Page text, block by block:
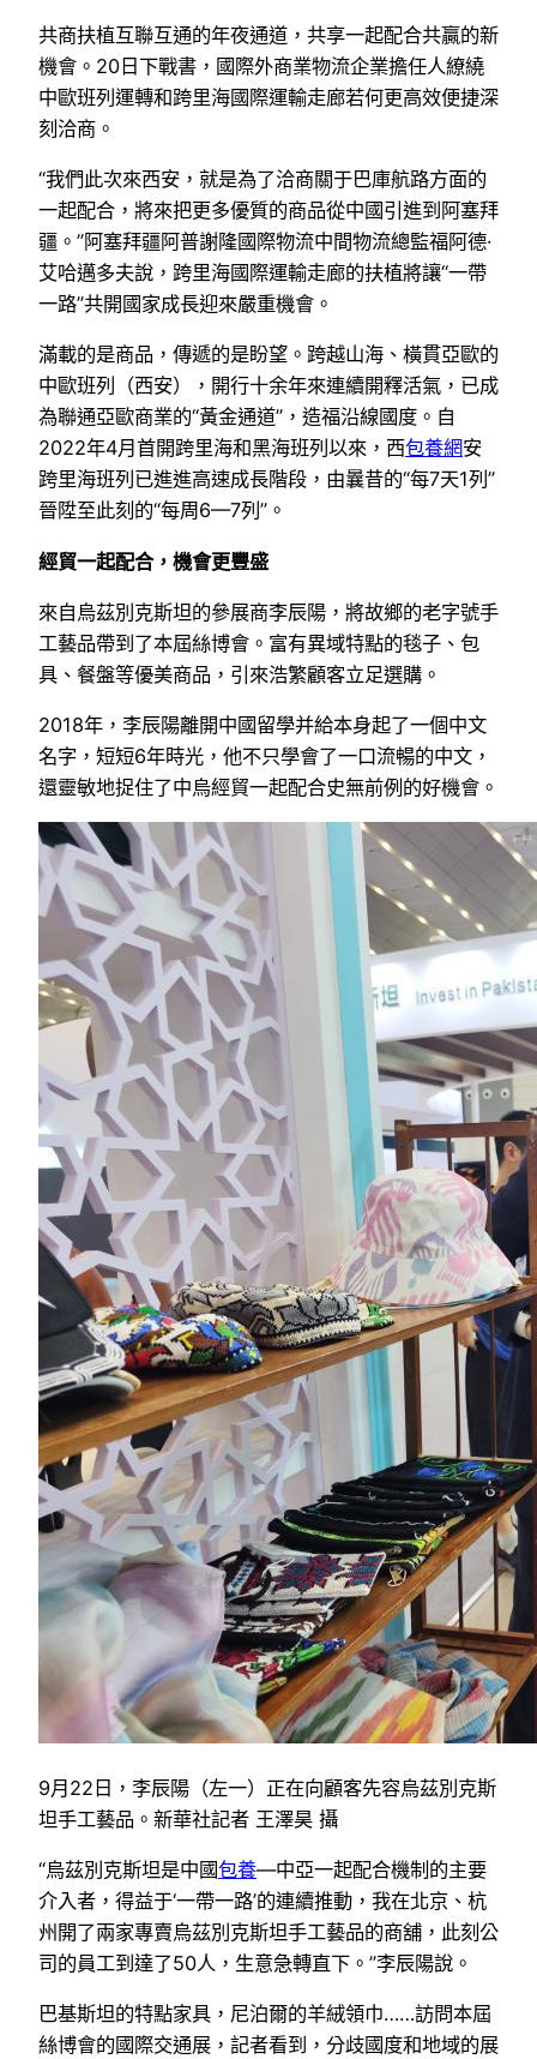
共商扶植互聯互通的年夜通道，共享一起配合共贏的新
機會。20日下戰書，國際外商業物流企業擔任人繚繞
中歐班列運轉和跨里海國際運輸走廊若何更高效便捷深
刻洽商。
“我們此次來西安，就是為了洽商關于巴庫航路方面的
一起配合，將來把更多優質的商品從中國引進到阿塞拜
疆。”阿塞拜疆阿普謝隆國際物流中間物流總監福阿德·
艾哈邁多夫說，跨里海國際運輸走廊的扶植將讓“一帶
一路”共開國家成長迎來嚴重機會。
滿載的是商品，傳遞的是盼望。跨越山海、橫貫亞歐的
中歐班列（西安），開行十余年來連續開釋活氣，已成
為聯通亞歐商業的“黃金通道”，造福沿線國度。自
2022年4月首開跨里海和黑海班列以來，西包養網安
跨里海班列已進進高速成長階段，由曩昔的“每7天1列”
晉陞至此刻的“每周6—7列”。
經貿一起配合，機會更豐盛
來自烏茲別克斯坦的參展商李辰陽，將故鄉的老字號手
工藝品帶到了本屆絲博會。富有異域特點的毯子、包
具、餐盤等優美商品，引來浩繁顧客立足選購。
2018年，李辰陽離開中國留學并給本身起了一個中文
名字，短短6年時光，他不只學會了一口流暢的中文，
還靈敏地捉住了中烏經貿一起配合史無前例的好機會。
9月22日，李辰陽（左一）正在向顧客先容烏茲別克斯
坦手工藝品。新華社記者 王澤昊 攝
“烏茲別克斯坦是中國包養—中亞一起配合機制的主要
介入者，得益于‘一帶一路’的連續推動，我在北京、杭
州開了兩家專賣烏茲別克斯坦手工藝品的商舖，此刻公
司的員工到達了50人，生意急轉直下。”李辰陽說。
巴基斯坦的特點家具，尼泊爾的羊絨領巾……訪問本屆
絲博會的國際交通展，記者看到，分歧國度和地域的展